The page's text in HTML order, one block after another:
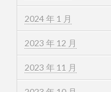
2024 年 1 月
2023 年 12 月
2023 年 11 月